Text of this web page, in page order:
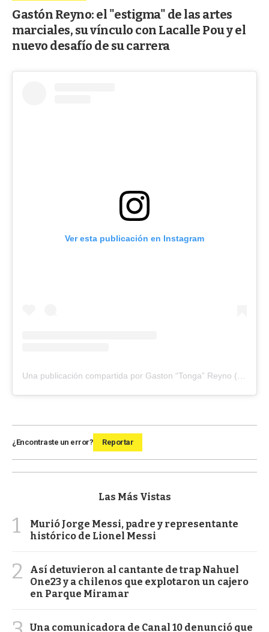
Gastón Reyno: el "estigma" de las artes
marciales, su vínculo con Lacalle Pou y el
nuevo desafío de su carrera
Ver esta publicación en Instagram
¿Encontraste un error? Reportar
Las Más Vistas
1
Murió Jorge Messi, padre y representante
histórico de Lionel Messi
2
Así detuvieron al cantante de trap Nahuel
One23 y a chilenos que explotaron un cajero
en Parque Miramar
Una comunicadora de Canal 10 denunció que